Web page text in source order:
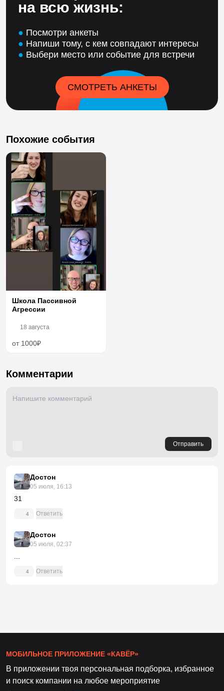
на всю жизнь:
● Посмотри анкеты
● Напиши тому, с кем совпадают интересы
● Выбери место или событие для встречи
СМОТРЕТЬ АНКЕТЫ
Похожие события
Школа Пассивной
Агрессии
18 августа
от 1000₽
Комментарии
Отправить
Достон
05 июля, 16:13
31
4 Ответить
Достон
05 июля, 02:37
...
4 Ответить
МОБИЛЬНОЕ ПРИЛОЖЕНИЕ «КАВЁР»
В приложении твоя персональная подборка, избранное
и поиск компании на любое мероприятие